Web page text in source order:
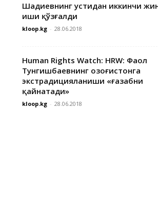
Шадиевнинг устидан иккинчи
иши қўзғалди
kloop.kg - 28.06.2018
Human Rights Watch: HRW: Фаол
Тунгишбаевнинг Қозоғистонга
экстрадицияланиши «ғазабни
қайнатади»
kloop.kg - 28.06.2018